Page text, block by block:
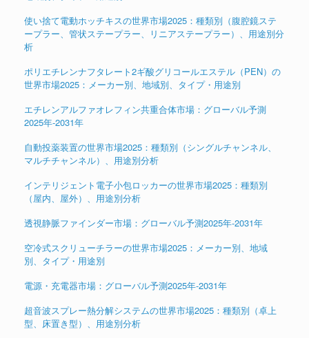
使い捨て電動ホッチキスの世界市場2025：種類別（腹腔鏡ステ
ープラー、管状ステープラー、リニアステープラー）、用途別分
析
ポリエチレンナフタレート2ギ酸グリコールエステル（PEN）の
世界市場2025：メーカー別、地域別、タイプ・用途別
エチレンアルファオレフィン共重合体市場：グローバル予測
2025年-2031年
自動投薬装置の世界市場2025：種類別（シングルチャンネル、
マルチチャンネル）、用途別分析
インテリジェント電子小包ロッカーの世界市場2025：種類別
（屋内、屋外）、用途別分析
透視静脈ファインダー市場：グローバル予測2025年-2031年
空冷式スクリューチラーの世界市場2025：メーカー別、地域
別、タイプ・用途別
電源・充電器市場：グローバル予測2025年-2031年
超音波スプレー熱分解システムの世界市場2025：種類別（卓上
型、床置き型）、用途別分析